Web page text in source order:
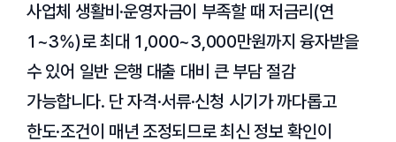
사업체 생활비·운영자금이 부족할 때 저금리(연
1~3%)로 최대 1,000~3,000만원까지 융자받을
수 있어 일반 은행 대출 대비 큰 부담 절감
가능합니다. 단 자격·서류·신청 시기가 까다롭고
한도·조건이 매년 조정되므로 최신 정보 확인이